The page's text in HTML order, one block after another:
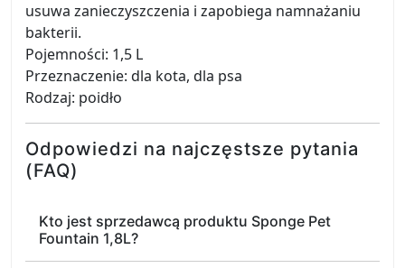
usuwa zanieczyszczenia i zapobiega namnażaniu
bakterii.
Pojemności: 1,5 L
Przeznaczenie: dla kota, dla psa
Rodzaj: poidło
Odpowiedzi na najczęstsze pytania
(FAQ)
Kto jest sprzedawcą produktu Sponge Pet
Fountain 1,8L?